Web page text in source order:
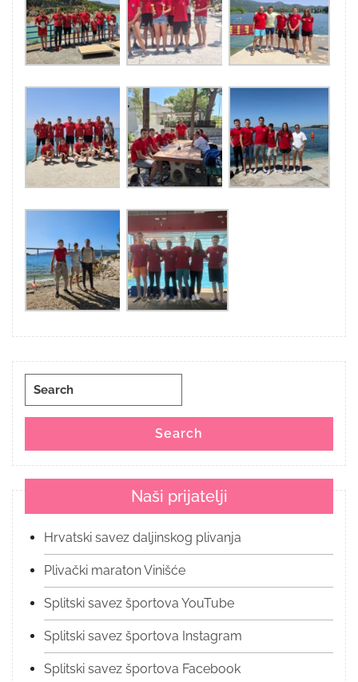
Search
Search
Naši prijatelji
Hrvatski savez daljinskog plivanja
Plivački maraton Vinišće
Splitski savez športova YouTube
Splitski savez športova Instagram
Splitski savez športova Facebook